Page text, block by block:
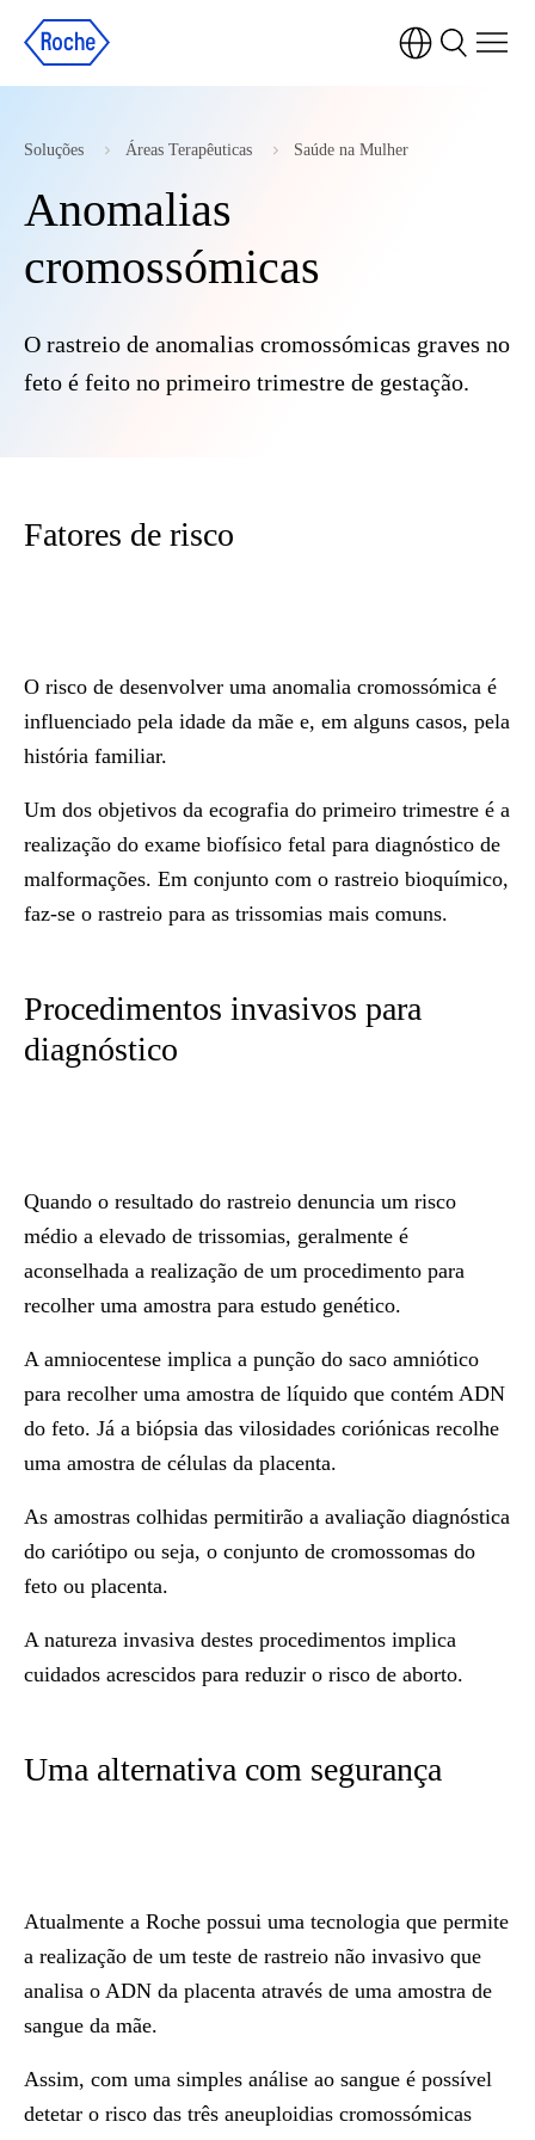
Soluções Áreas Terapêuticas Saúde na Mulher
Anomalias
cromossómicas
O rastreio de anomalias cromossómicas graves no
feto é feito no primeiro trimestre de gestação.
Fatores de risco
O risco de desenvolver uma anomalia cromossómica é
influenciado pela idade da mãe e, em alguns casos, pela
história familiar.
Um dos objetivos da ecografia do primeiro trimestre é a
realização do exame biofísico fetal para diagnóstico de
malformações. Em conjunto com o rastreio bioquímico,
faz-se o rastreio para as trissomias mais comuns.
Procedimentos invasivos para
diagnóstico
Quando o resultado do rastreio denuncia um risco
médio a elevado de trissomias, geralmente é
aconselhada a realização de um procedimento para
recolher uma amostra para estudo genético.
A amniocentese implica a punção do saco amniótico
para recolher uma amostra de líquido que contém ADN
do feto. Já a biópsia das vilosidades coriónicas recolhe
uma amostra de células da placenta.
As amostras colhidas permitirão a avaliação diagnóstica
do cariótipo ou seja, o conjunto de cromossomas do
feto ou placenta.
A natureza invasiva destes procedimentos implica
cuidados acrescidos para reduzir o risco de aborto.
Uma alternativa com segurança
Atualmente a Roche possui uma tecnologia que permite
a realização de um teste de rastreio não invasivo que
analisa o ADN da placenta através de uma amostra de
sangue da mãe.
Assim, com uma simples análise ao sangue é possível
detetar o risco das três aneuploidias cromossómicas